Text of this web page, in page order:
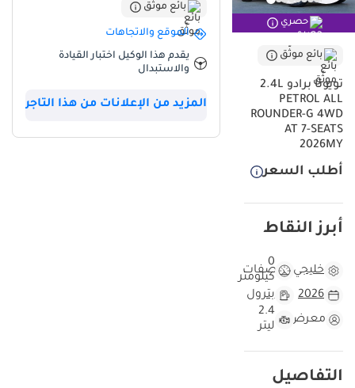
حصري
بائع موثّق
تويوتا برادو 2.4L
PETROL ALL
ROUNDER-G 4WD
AT 7-SEATS
2026MY
أطلب السعر
أبرز النقاط
خليجي مواصفات
0
كيلومتر
2026
بترول
معرض
2.4
ليتر
التفاصيل
بائع موثّق
الموقع والاتجاهات
يقدم هذا الوكيل اختبار القيادة
والاستبدال
المزيد من الإعلانات من هذا التاجر